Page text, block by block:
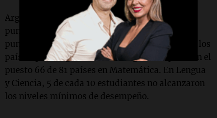
Argentina sacó 378 puntos en Matemática, un
punto menos que en la edición previa y casi 100
puntos menos de lo que obtienen, en promedio, los
países que integran la OCDE. Argentina quedó en el
puesto 66 de 81 países en Matemática. En Lengua
y Ciencia, 5 de cada 10 estudiantes no alcanzaron
los niveles mínimos de desempeño.